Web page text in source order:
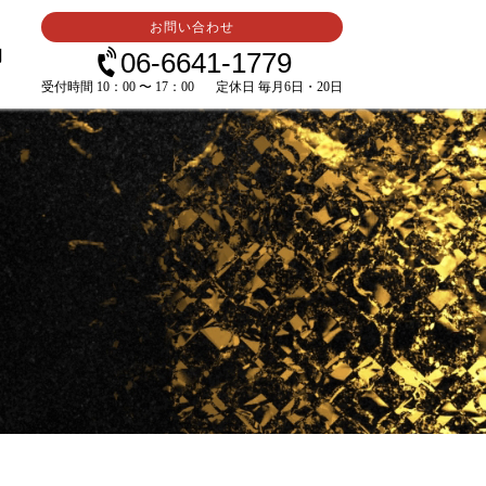
お問い合わせ
06-6641-1779
受付時間 10：00 〜 17：00 定休日 毎月6日・20日